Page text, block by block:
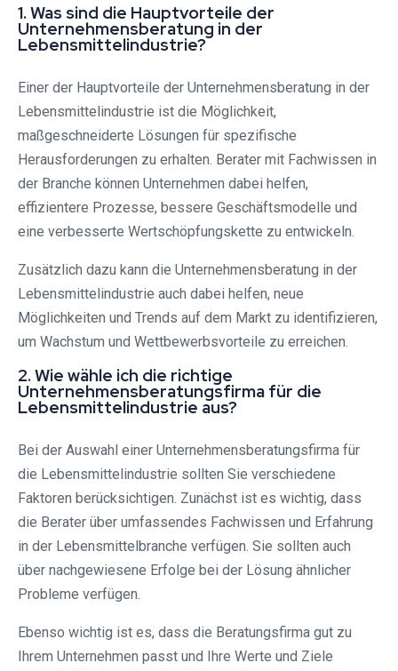
1. Was sind die Hauptvorteile der
Unternehmensberatung in der
Lebensmittelindustrie?
Einer der Hauptvorteile der Unternehmensberatung in der
Lebensmittelindustrie ist die Möglichkeit,
maßgeschneiderte Lösungen für spezifische
Herausforderungen zu erhalten. Berater mit Fachwissen in
der Branche können Unternehmen dabei helfen,
effizientere Prozesse, bessere Geschäftsmodelle und
eine verbesserte Wertschöpfungskette zu entwickeln.
Zusätzlich dazu kann die Unternehmensberatung in der
Lebensmittelindustrie auch dabei helfen, neue
Möglichkeiten und Trends auf dem Markt zu identifizieren,
um Wachstum und Wettbewerbsvorteile zu erreichen.
2. Wie wähle ich die richtige
Unternehmensberatungsfirma für die
Lebensmittelindustrie aus?
Bei der Auswahl einer Unternehmensberatungsfirma für
die Lebensmittelindustrie sollten Sie verschiedene
Faktoren berücksichtigen. Zunächst ist es wichtig, dass
die Berater über umfassendes Fachwissen und Erfahrung
in der Lebensmittelbranche verfügen. Sie sollten auch
über nachgewiesene Erfolge bei der Lösung ähnlicher
Probleme verfügen.
Ebenso wichtig ist es, dass die Beratungsfirma gut zu
Ihrem Unternehmen passt und Ihre Werte und Ziele